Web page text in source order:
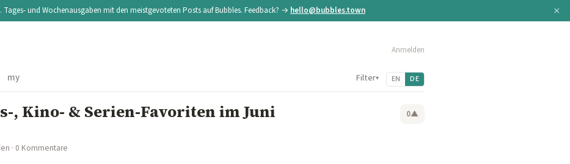
. Tages- und Wochenausgaben mit den meistgevoteten Posts auf Bubbles. Feedback? → hello@bubbles.town ×
Anmelden
my Filter▾ EN DE
, Kino- & Serien-Favoriten im Juni 0▲
· 0 Kommentare